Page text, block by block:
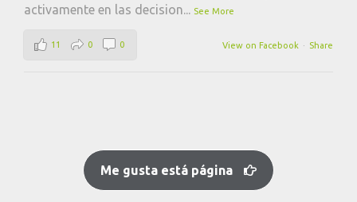
activamente en las decision... See More
View on Facebook · Share
11 0 0
Me gusta está página